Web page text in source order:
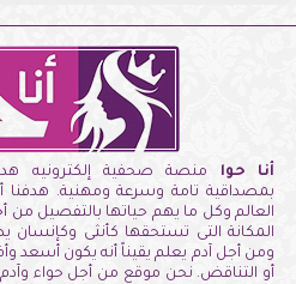
أنا حوا منصة صحفية إلكترونيه
بمصداقية تامة وسرعة ومهنية.
العالم وكل ما يهم حياتها بالتفصيل
المكانة التى تستحقها كأنثى
ومن أجل آدم يعلم يقيناً أنه يكون أسعد
أو التناقض. نحن موقع من أجل حواء وآدم